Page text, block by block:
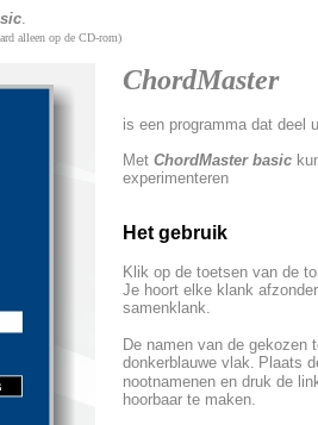
.
alleen op de CD-rom)
ChordMaster
is een programma dat deel
Met ChordMaster basic
experimenteren
Het gebruik
Klik op de toetsen van de
Je hoort elke klank
samenklank.
De namen van de gekozen
donkerblauwe vlak. Plaats
nootnamenen en druk de
hoorbaar te maken.